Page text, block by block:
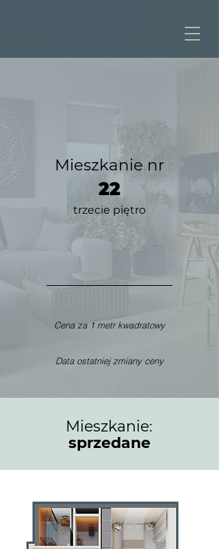
Mieszkanie nr
22
trzecie piętro
Cena za 1 metr kwadratowy
Data ostatniej zmiany ceny
Mieszkanie:
sprzedane